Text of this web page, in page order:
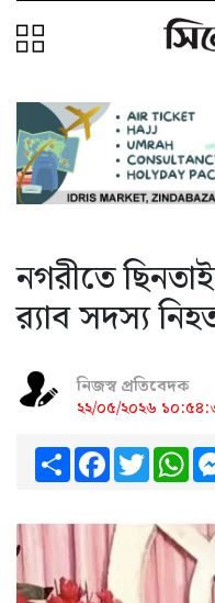
নগরীতে
র‌্যাব সদস্য
নিজস্ব প্রতিবেদক
২২/০৫/২০২৬
ShareFacebook
Twitter